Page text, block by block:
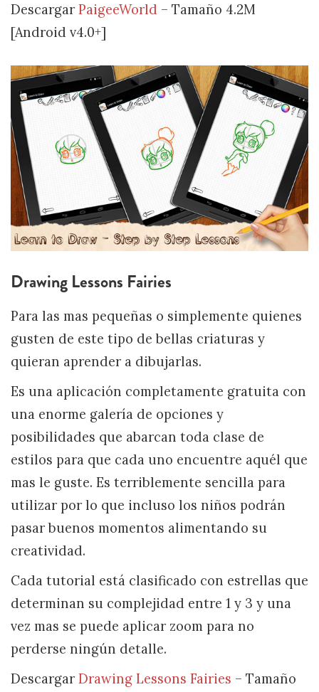
Descargar PaigeeWorld – Tamaño 4.2M
[Android v4.0+]
Drawing Lessons Fairies
Para las mas pequeñas o simplemente quienes
gusten de este tipo de bellas criaturas y
quieran aprender a dibujarlas.
Es una aplicación completamente gratuita con
una enorme galería de opciones y
posibilidades que abarcan toda clase de
estilos para que cada uno encuentre aquél que
mas le guste. Es terriblemente sencilla para
utilizar por lo que incluso los niños podrán
pasar buenos momentos alimentando su
creatividad.
Cada tutorial está clasificado con estrellas que
determinan su complejidad entre 1 y 3 y una
vez mas se puede aplicar zoom para no
perderse ningún detalle.
Descargar Drawing Lessons Fairies – Tamaño